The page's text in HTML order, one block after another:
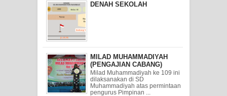
DENAH SEKOLAH
MILAD MUHAMMADIYAH
(PENGAJIAN CABANG)
Milad Muhammadiyah ke 109 ini
dilaksanakan di SD
Muhammadiyah atas permintaan
pengurus Pimpinan ...